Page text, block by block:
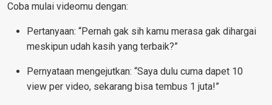
Coba mulai videomu dengan:
Pertanyaan: “Pernah gak sih kamu merasa gak dihargai
meskipun udah kasih yang terbaik?”
Pernyataan mengejutkan: “Saya dulu cuma dapet 10
view per video, sekarang bisa tembus 1 juta!”